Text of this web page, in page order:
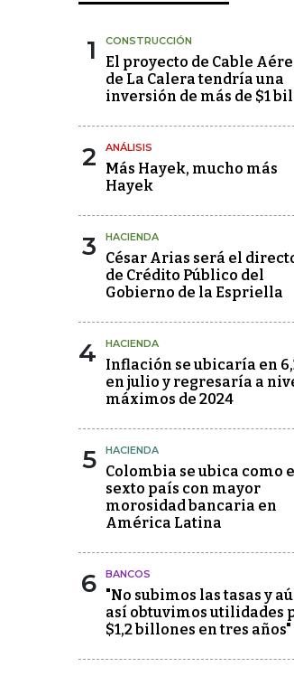
1 CONSTRUCCIÓN
El proyecto de Cable
de La Calera tendría una
inversión de más de $1
2 ANÁLISIS
Más Hayek, mucho más
Hayek
3 HACIENDA
César Arias será el
de Crédito Público del
Gobierno de la Espriella
4 HACIENDA
Inflación se ubicaría en
en julio y regresaría a
máximos de 2024
5 HACIENDA
Colombia se ubica como
sexto país con mayor
morosidad bancaria en
América Latina
6 BANCOS
"No subimos las tasas y
así obtuvimos utilidades
$1,2 billones en tres años"